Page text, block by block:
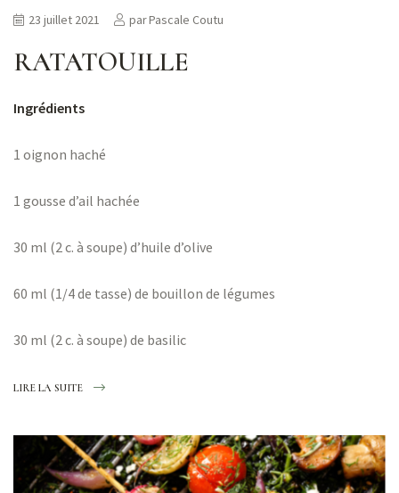
RATATOUILLE
23 juillet 2021 parPascale Coutu
Ingrédients
1 oignon haché
1 gousse d’ail hachée
30 ml (2 c. à soupe) d’huile d’olive
60 ml (1/4 de tasse) de bouillon de légumes
30 ml (2 c. à soupe) de basilic
LIRE LA SUITE